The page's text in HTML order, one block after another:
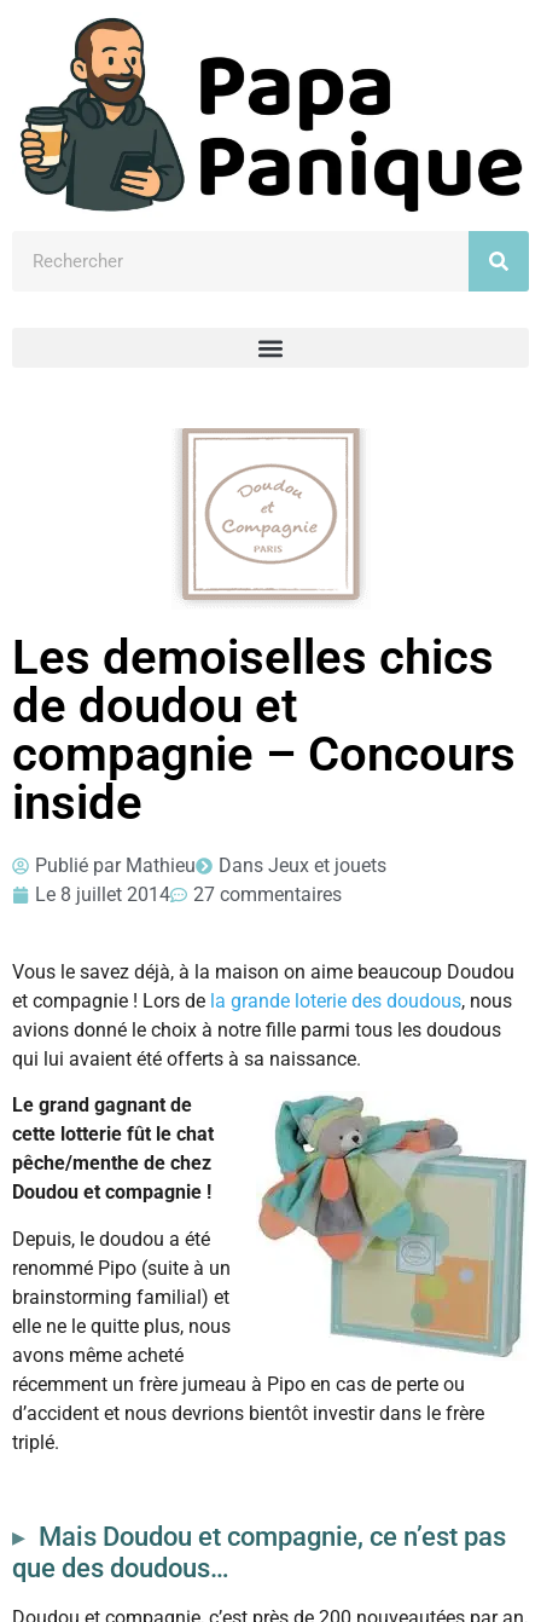
Les demoiselles chics
de doudou et
compagnie – Concours
inside
Publié parMathieu Dans Jeux et jouets
Le 8 juillet 2014 27 commentaires
Vous le savez déjà, à la maison on aime beaucoup Doudou
et compagnie ! Lors de la grande loterie des doudous, nous
avions donné le choix à notre fille parmi tous les doudous
qui lui avaient été offerts à sa naissance.
Le grand gagnant de
cette lotterie fût le chat
pêche/menthe de chez
Doudou et compagnie !
Depuis, le doudou a été
renommé Pipo (suite à un
brainstorming familial) et
elle ne le quitte plus, nous
avons même acheté
récemment un frère jumeau à Pipo en cas de perte ou
d’accident et nous devrions bientôt investir dans le frère
triplé.
Mais Doudou et compagnie, ce n’est pas
que des doudous…
Doudou et compagnie, c’est près de 200 nouveautées par an,